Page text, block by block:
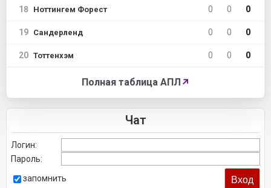
18 Ноттингем Форест 0 0 0
19 Сандерленд 0 0 0
20 Тоттенхэм 0 0 0
Полная таблица АПЛ ↗
Чат
Логин:
Пароль:
запомнить